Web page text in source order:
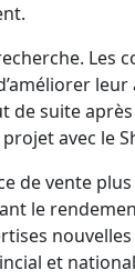
Les
de suite
avec le
de vente plus
le
et